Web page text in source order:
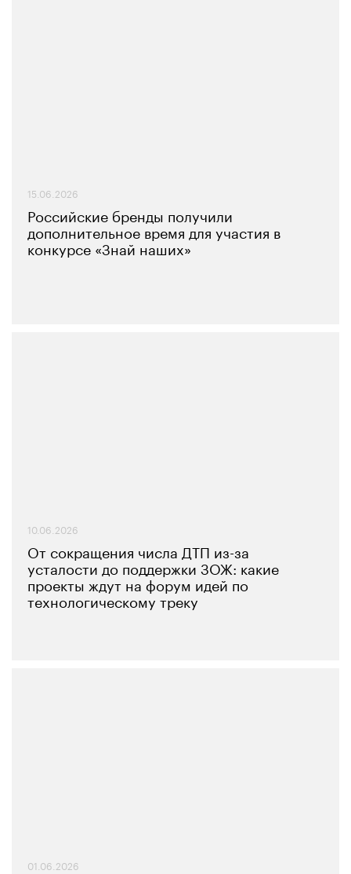
15.06.2026
Российские бренды получили
дополнительное время для участия в
конкурсе «Знай наших»
10.06.2026
От сокращения числа ДТП из-за
усталости до поддержки ЗОЖ: какие
проекты ждут на форум идей по
технологическому треку
01.06.2026